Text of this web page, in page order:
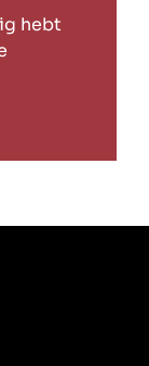
hebt